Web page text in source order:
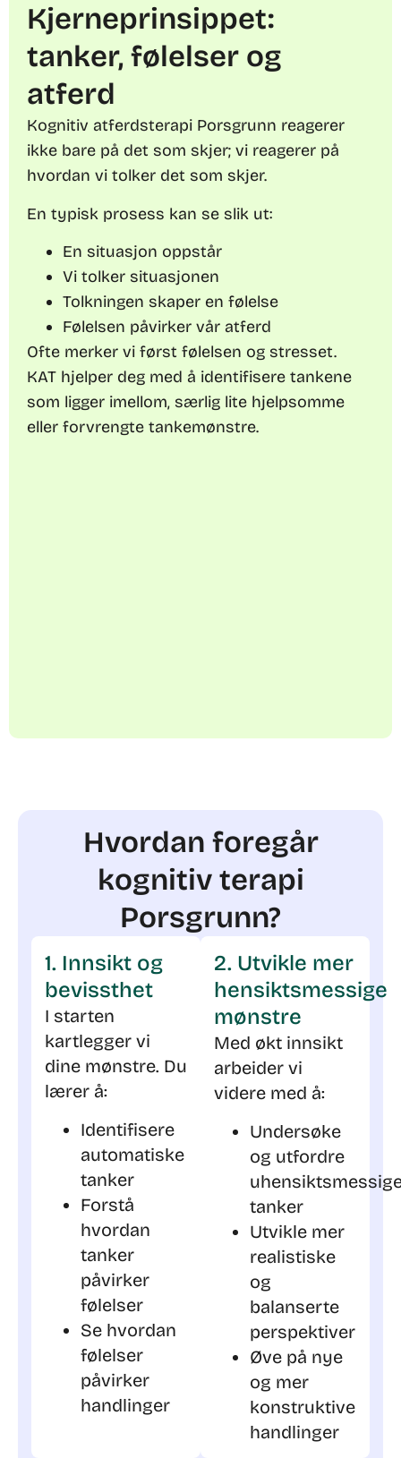
Kjerneprinsippet:
tanker, følelser og
atferd
Kognitiv atferdsterapi Porsgrunn reagerer
ikke bare på det som skjer; vi reagerer på
hvordan vi tolker det som skjer.
En typisk prosess kan se slik ut:
En situasjon oppstår
Vi tolker situasjonen
Tolkningen skaper en følelse
Følelsen påvirker vår atferd
Ofte merker vi først følelsen og stresset.
KAT hjelper deg med å identifisere tankene
som ligger imellom, særlig lite hjelpsomme
eller forvrengte tankemønstre.
Hvordan foregår
kognitiv terapi
Porsgrunn?
1. Innsikt og
bevissthet
I starten
kartlegger vi
dine mønstre. Du
lærer å:
Identifisere
automatiske
tanker
Forstå
hvordan
tanker
påvirker
følelser
Se hvordan
følelser
påvirker
handlinger
2. Utvikle mer
hensiktsmessige
mønstre
Med økt innsikt
arbeider vi
videre med å:
Undersøke
og utfordre
tanker
Utvikle mer
realistiske
og
balanserte
perspektiver
Øve på nye
og mer
konstruktive
handlinger